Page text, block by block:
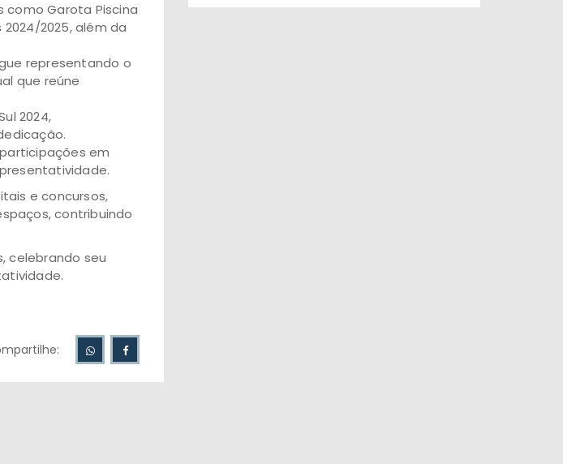
Garota Piscina
2025, além da
representando o
que reúne
2024,
em
e concursos,
contribuindo
celebrando seu